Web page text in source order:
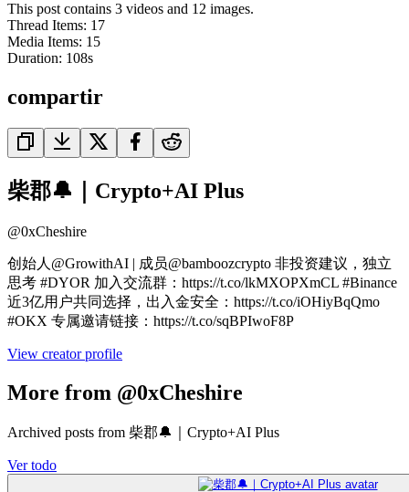
This post contains 3 videos and 12 images.
Thread Items: 17
Media Items: 15
Duration: 108s
compartir
柴郡🔔｜Crypto+AI Plus
@0xCheshire
创始人@GrowithAI | 成员@bamboozcrypto 非投资建议，独立
思考 #DYOR 加入交流群：https://t.co/lkMXOPXmCL #Binance
近3亿用户共同选择，出入金安全：https://t.co/iOHiyBqQmo
#OKX 专属邀请链接：https://t.co/sqBPIwoF8P
View creator profile
More from @0xCheshire
Archived posts from 柴郡🔔｜Crypto+AI Plus
Ver todo